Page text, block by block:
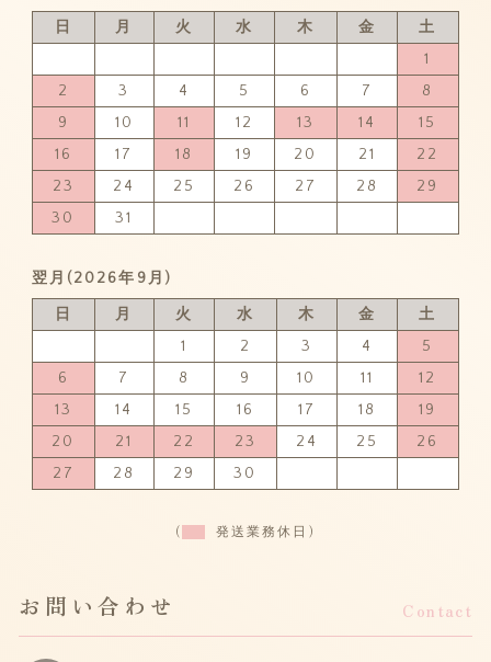
日 月 火 水 木 金
土
1
2
3 4 5 6 7
8
9
10 11 12 13 14
15
16
17 18 19 20 21
22
23
24 25 26 27 28
29
30
31
翌月(2026年9月)
日 月 火 水 木 金
土
1
2 3 4
5
6
7 8 9 10 11
12
13
14 15 16 17 18
19
20
21 22 23 24 25
26
27
28 29 30
( 発送業務休日)
お問い合わせ Contact